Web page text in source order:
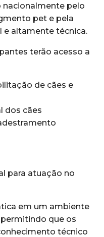
nacionalmente pelo
pet e pela
e altamente técnica.
terão acesso a
de cães e
dos cães
para atuação no
em um ambiente
que os
técnico